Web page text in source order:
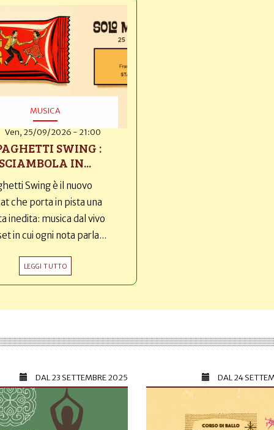
MUSICA
Ven, 25/09/2026 - 21:00
SWING :
IN...
Swing è il nuovo
che porta in pista una
inedita: musica dal vivo
in cui ogni nota parla...
LEGGI TUTTO
DAL23 SETTEMBRE 2025 DAL24